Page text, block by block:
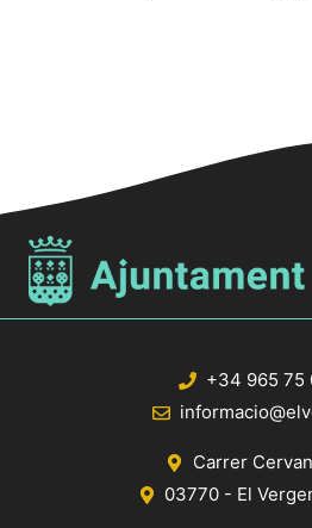
+34 965 75
Carrer
03770 - El